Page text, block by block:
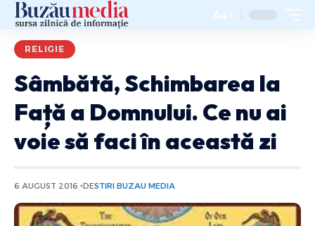
Aa
RELIGIE
Sâmbătă, Schimbarea la
Față a Domnului. Ce nu ai
voie să faci în această zi
6 AUGUST 2016 DESTIRI BUZAU MEDIA